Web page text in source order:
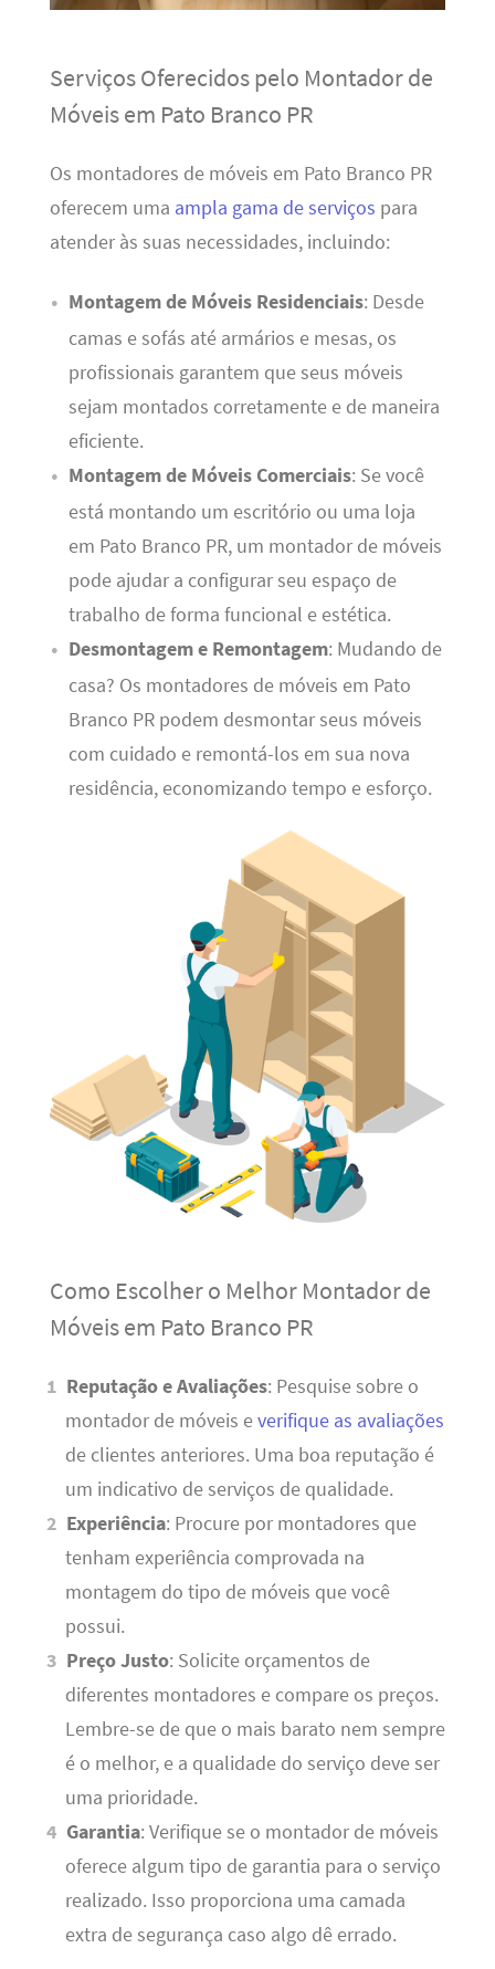
Serviços Oferecidos pelo Montador de
Móveis em Pato Branco PR
Os montadores de móveis em Pato Branco PR
oferecem uma ampla gama de serviços para
atender às suas necessidades, incluindo:
Montagem de Móveis Residenciais: Desde
camas e sofás até armários e mesas, os
profissionais garantem que seus móveis
sejam montados corretamente e de maneira
eficiente.
Montagem de Móveis Comerciais: Se você
está montando um escritório ou uma loja
em Pato Branco PR, um montador de móveis
pode ajudar a configurar seu espaço de
trabalho de forma funcional e estética.
Desmontagem e Remontagem: Mudando de
casa? Os montadores de móveis em Pato
Branco PR podem desmontar seus móveis
com cuidado e remontá-los em sua nova
residência, economizando tempo e esforço.
Como Escolher o Melhor Montador de
Móveis em Pato Branco PR
Reputação e Avaliações: Pesquise sobre o
montador de móveis everifique as avaliações
de clientes anteriores. Uma boa reputação é
um indicativo de serviços de qualidade.
Experiência: Procure por montadores que
tenham experiência comprovada na
montagem do tipo de móveis que você
possui.
Preço Justo: Solicite orçamentos de
diferentes montadores e compare os preços.
Lembre-se de que o mais barato nem sempre
é o melhor, e a qualidade do serviço deve ser
uma prioridade.
Garantia: Verifique se o montador de móveis
oferece algum tipo de garantia para o serviço
realizado. Isso proporciona uma camada
extra de segurança caso algo dê errado.